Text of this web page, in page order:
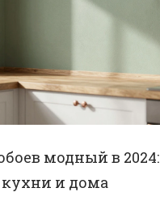
модный в 2024:
и дома